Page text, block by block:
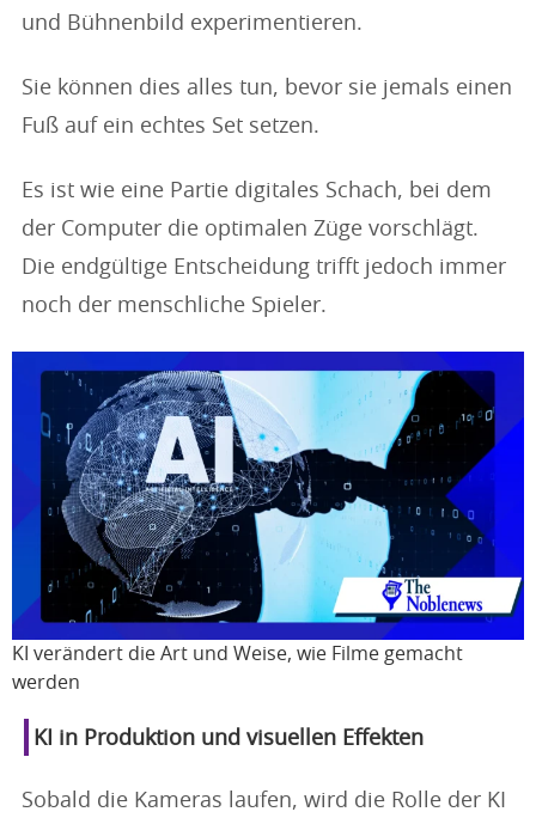
und Bühnenbild experimentieren.
Sie können dies alles tun, bevor sie jemals einen
Fuß auf ein echtes Set setzen.
Es ist wie eine Partie digitales Schach, bei dem
der Computer die optimalen Züge vorschlägt.
Die endgültige Entscheidung trifft jedoch immer
noch der menschliche Spieler.
KI verändert die Art und Weise, wie Filme gemacht
werden
KI in Produktion und visuellen Effekten
Sobald die Kameras laufen, wird die Rolle der KI